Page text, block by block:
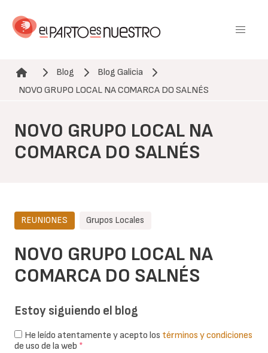
contenido
Ruta de navegación
Blog
Blog Galicia
NOVO GRUPO LOCAL NA COMARCA DO SALNÉS
NOVO GRUPO LOCAL NA
COMARCA DO SALNÉS
NOVO GRUPO LOCAL NA
COMARCA DO SALNÉS
REUNIONES Grupos Locales
Estoy siguiendo el blog
He leído atentamente y acepto los términos y condiciones
de uso de la web *